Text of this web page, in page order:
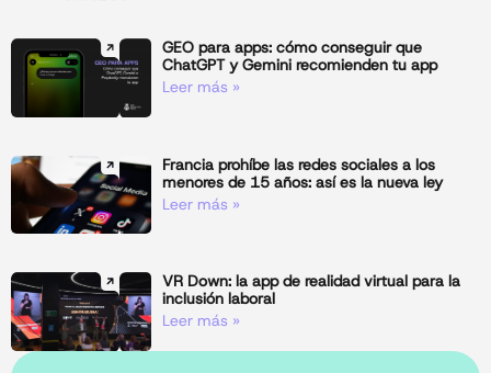
GEO para apps: cómo conseguir que
ChatGPT y Gemini recomienden tu app
Leer más »
Francia prohíbe las redes sociales a los
menores de 15 años: así es la nueva ley
Leer más »
VR Down: la app de realidad virtual para la
inclusión laboral
Leer más »